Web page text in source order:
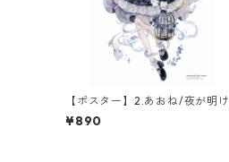
【ポスター】2.あおね/夜が明け
るまで
¥890